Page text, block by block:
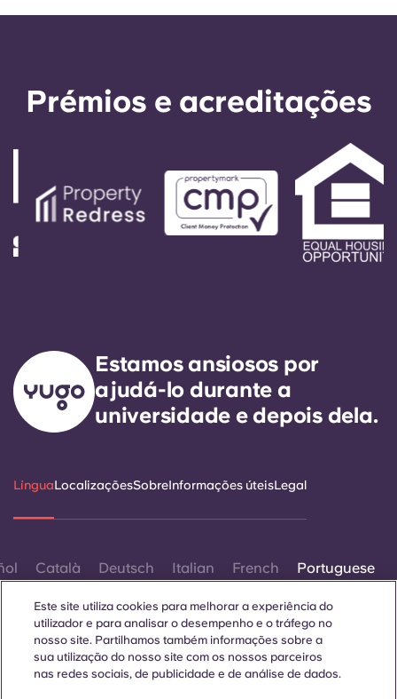
Prémios e acreditações
Estamos ansiosos por
ajudá-lo durante a
universidade e depois dela.
LínguaLocalizaçõesSobreInformações úteisLegal
Català Deutsch Italian French Portuguese
Este site utiliza cookies para melhorar a experiência do
utilizador e para analisar o desempenho e o tráfego no
nosso site. Partilhamos também informações sobre a
sua utilização do nosso site com os nossos parceiros
nas redes sociais, de publicidade e de análise de dados.